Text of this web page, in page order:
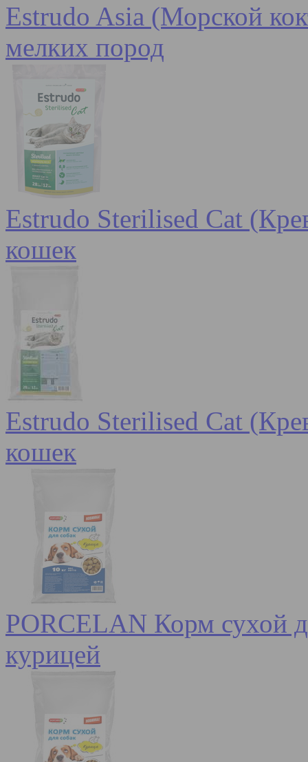
Estrudo Asia (Морской
мелких пород
Estrudo Sterilised Cat
кошек
Estrudo Sterilised Cat
кошек
PORCELAN Корм сухой
курицей